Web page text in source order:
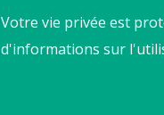
Votre vie privée est
d'informations sur